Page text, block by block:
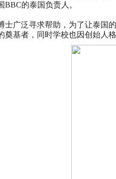
BBC的泰国负责人。
士广泛寻求帮助，为了让泰国
奠基者，同时学校也因创始人